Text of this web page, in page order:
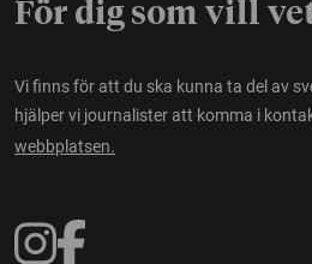
För dig som vill
Vi finns för att du ska kunna ta del av
hjälper vi journalister att komma i
webbplatsen.